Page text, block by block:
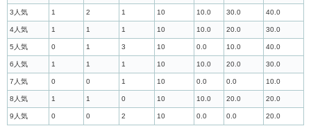
3人気 1 2 1 10 10.0 30.0 40.0
4人気 1 1 1 10 10.0 20.0 30.0
5人気 0 1 3 10 0.0 10.0 40.0
6人気 1 1 1 10 10.0 20.0 30.0
7人気 0 0 1 10 0.0 0.0 10.0
8人気 1 1 0 10 10.0 20.0 20.0
9人気 0 0 2 10 0.0 0.0 20.0